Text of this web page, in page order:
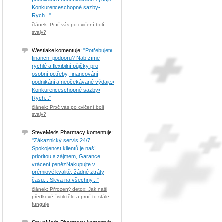
Konkurenceschopné sazby•
Rych..."
článek: Proč vás po cvičení bolí
svaly?
Westlake komentuje: "Potřebujete
finanční podporu? Nabízíme
rychlé a flexibilní půjčky pro
osobní potřeby, financování
podnikání a neočekávané výdaje.•
Konkurenceschopné sazby•
Rych..."
článek: Proč vás po cvičení bolí
svaly?
SteveMeds Pharmacy komentuje:
"Zákaznický servis 24/7,
Spokojenost klientů je naší
prioritou a zájmem, Garance
vrácení penězNakupujte v
prémiové kvalitě, žádné ztráty
času... Sleva na všechny..."
článek: Přirozený detox: Jak naši
předkové čistili tělo a proč to stále
funguje